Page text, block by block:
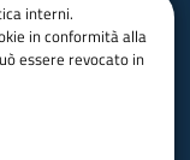
interni.
in conformità alla
essere revocato in